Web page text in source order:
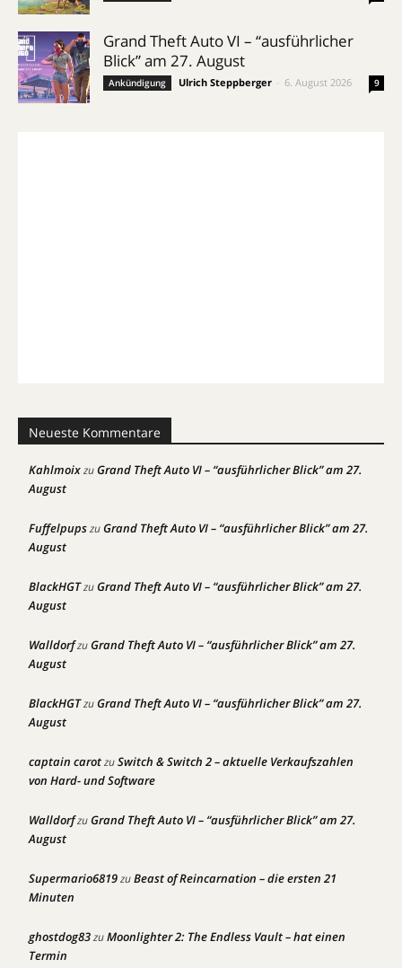
Grand Theft Auto VI – “ausführlicher
Blick” am 27. August
Ankündigung Ulrich Steppberger 6. August 2026 9
Neueste Kommentare
KahlmoixzuGrand Theft Auto VI – “ausführlicher Blick” am 27.
August
FuffelpupszuGrand Theft Auto VI – “ausführlicher Blick” am 27.
August
BlackHGTzuGrand Theft Auto VI – “ausführlicher Blick” am 27.
August
WalldorfzuGrand Theft Auto VI – “ausführlicher Blick” am 27.
August
BlackHGTzuGrand Theft Auto VI – “ausführlicher Blick” am 27.
August
captain carotzuSwitch & Switch 2 – aktuelle Verkaufszahlen
von Hard- und Software
WalldorfzuGrand Theft Auto VI – “ausführlicher Blick” am 27.
August
Supermario6819zuBeast of Reincarnation – die ersten 21
Minuten
ghostdog83zuMoonlighter 2: The Endless Vault – hat einen
Termin